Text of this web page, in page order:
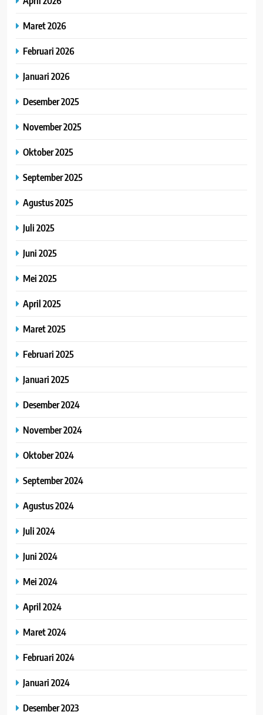
Maret 2026
Februari 2026
Januari 2026
Desember 2025
November 2025
Oktober 2025
September 2025
Agustus 2025
Juli 2025
Juni 2025
Mei 2025
April 2025
Maret 2025
Februari 2025
Januari 2025
Desember 2024
November 2024
Oktober 2024
September 2024
Agustus 2024
Juli 2024
Juni 2024
Mei 2024
April 2024
Maret 2024
Februari 2024
Januari 2024
Desember 2023